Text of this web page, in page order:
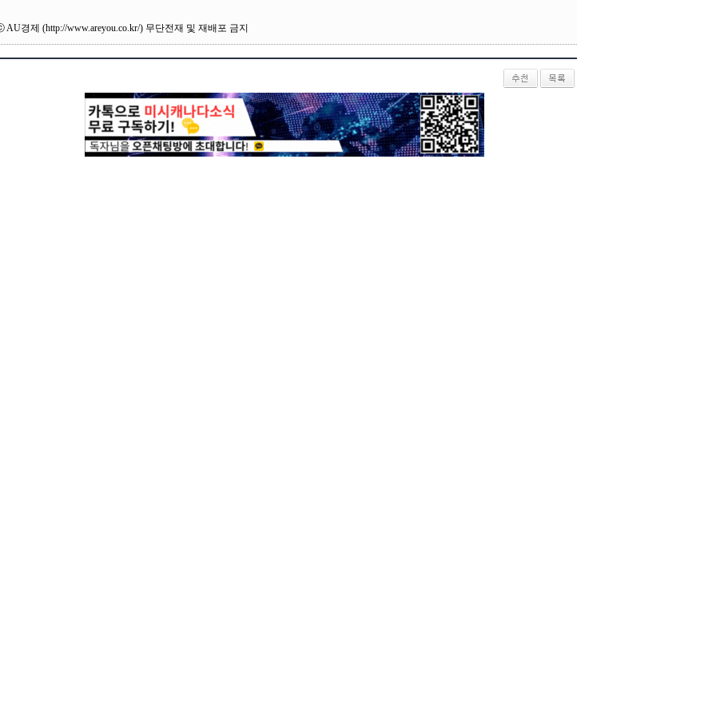
AU경제 (http://www.areyou.co.kr/) 무단전재 및 재배포 금지